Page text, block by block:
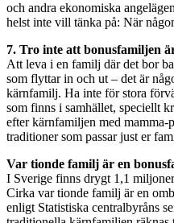
och andra ekonomiska
helst inte vill tänka på: När
7. Tro inte att bonusfamiljen
Att leva i en familj där det bor
som flyttar in och ut – det är
kärnfamilj. Ha inte för stora
som finns i samhället, speciellt
efter kärnfamiljen med
traditioner som passar just er
Var tionde familj är en
I Sverige finns drygt 1,1
Cirka var tionde familj är en
enligt Statistiska centralbyråns